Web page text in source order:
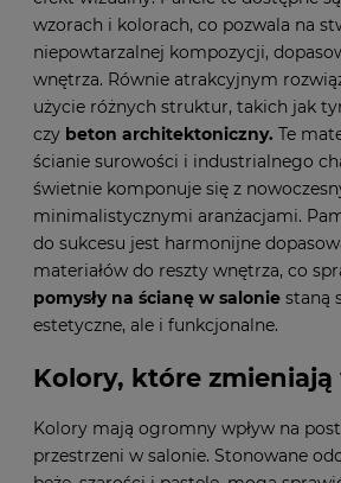
wzorach i kolorach, co pozwala na
niepowtarzalnej kompozycji,
wnętrza. Równie atrakcyjnym
użycie różnych struktur, takich jak
czy beton architektoniczny. Te
ścianie surowości i industrialnego
świetnie komponuje się z
minimalistycznymi aranżacjami.
do sukcesu jest harmonijne
materiałów do reszty wnętrza, co
pomysły na ścianę w salonie staną
estetyczne, ale i funkcjonalne.
Kolory, które
Kolory mają ogromny wpływ na
przestrzeni w salonie. Stonowane